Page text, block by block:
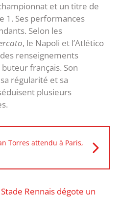
et un titre de
1. Ses performances
Selon les
, le Napoli et l’Atlético
renseignements
français. Son
régularité et sa
plusieurs
Torres attendu à Paris,
Rennais dégote un